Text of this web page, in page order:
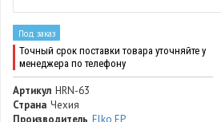
Под заказ
Точный срок поставки товара уточняйте у
менеджера по телефону
Артикул HRN-63
Страна Чехия